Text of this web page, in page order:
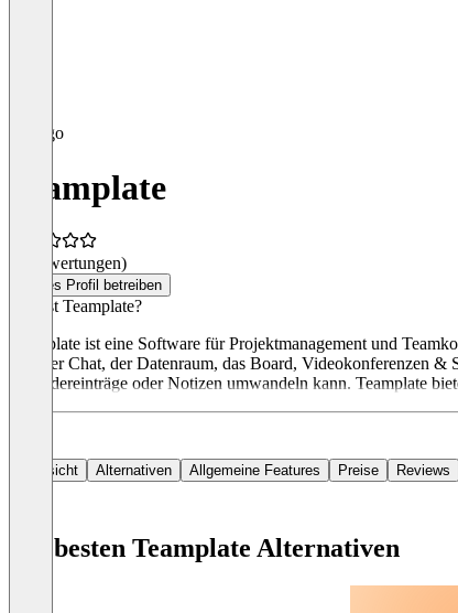
Teamplate
(0 Bewertungen)
Dieses Profil betreiben
Was ist Teamplate?
Teamplate ist eine Software für Projektmanagement und
sind der Chat, der Datenraum, das Board, Videokonferenzen
Kalendereinträge oder Notizen umwandeln kann. Teamplate
Übersicht Alternativen Allgemeine Features Preise Reviews
Die besten Teamplate Alternativen